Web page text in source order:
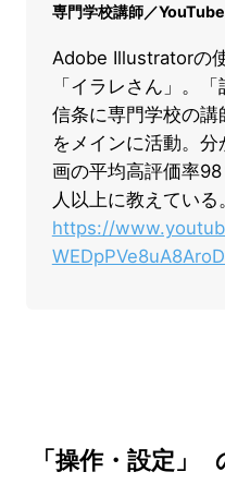
専門学校講師／
Adobe Illustratorの
「イラレさん」。
信条に専門学校の
をメインに活動。
画の平均高評価率
人以上に教えてい
https://
「操作・設定」